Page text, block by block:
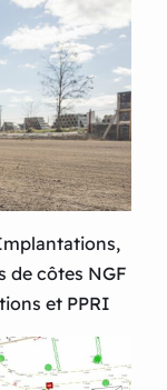
de côtes NGF
et PPRI